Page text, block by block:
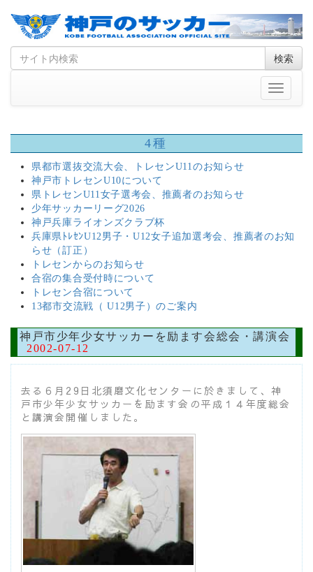
Skip
to
Search
for
検索
Toggle
4種
県都市選抜交流大会、トレセンU11のお知らせ
神戸市トレセンU10について
県トレセンU11女子選考会、推薦者のお知らせ
少年サッカーリーグ2026
神戸兵庫ライオンズクラブ杯
兵庫県ﾄﾚｾﾝU12男子・U12女子追加選考会、推薦者のお知
らせ（訂正）
トレセンからのお知らせ
合宿の集合受付時について
トレセン合宿について
13都市交流戦（ U12男子）のご案内
神戸市少年少女サッカーを励ます会総会・講演会
2002-07-12
去る６月29日北須磨文化センターに於きまして、神
戸市少年少女サッカーを励ます会の平成１４年度総会
と講演会開催しました。